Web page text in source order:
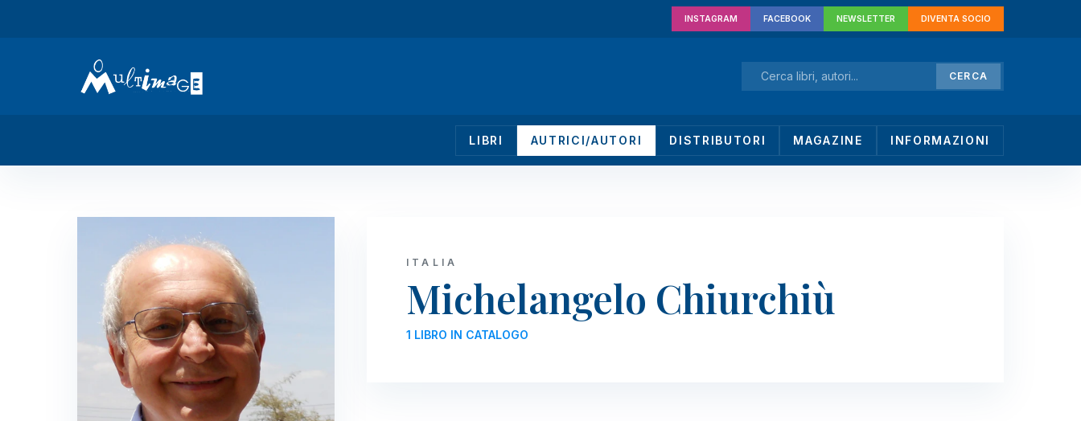
INSTAGRAM FACEBOOK NEWSLETTER DIVENTA SOCIO
CERCA
LIBRI AUTRICI/AUTORI DISTRIBUTORI MAGAZINE INFORMAZIONI
ITALIA
Michelangelo Chiurchiù
1 LIBRO IN CATALOGO